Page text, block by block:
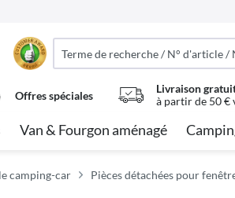
Offres spéciales
Livraison
à partir de 50 €
Van & Fourgon aménagé
camping-car Pièces détachées pour